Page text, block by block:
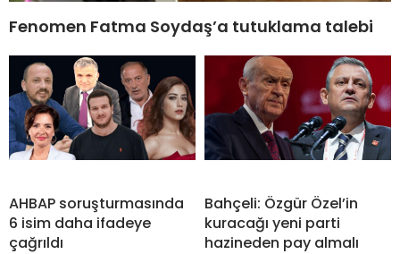
Fenomen Fatma Soydaş’a tutuklama talebi
AHBAP soruşturmasında
6 isim daha ifadeye
çağrıldı
Bahçeli: Özgür Özel’in
kuracağı yeni parti
hazineden pay almalı